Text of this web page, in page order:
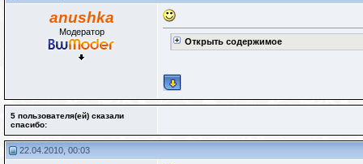
anushka
Модератор
Открыть содержимое
5 пользователя(ей) сказали
cпасибо:
22.04.2010, 00:03